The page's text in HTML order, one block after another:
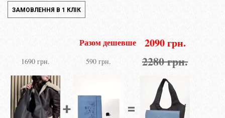
Разом дешевше 2090 грн.
1690 грн. 590 грн. 2280 грн.
+ =